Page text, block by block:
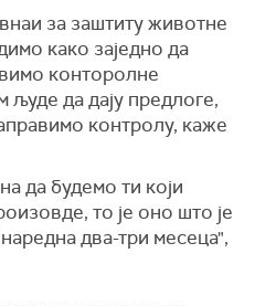
за заштиту животне
како заједно да
конторолне
људе да дају предлоге,
контролу, каже
да будемо ти који
то је оно што је
два-три месеца",